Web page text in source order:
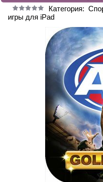
Категория:
игры для iPad